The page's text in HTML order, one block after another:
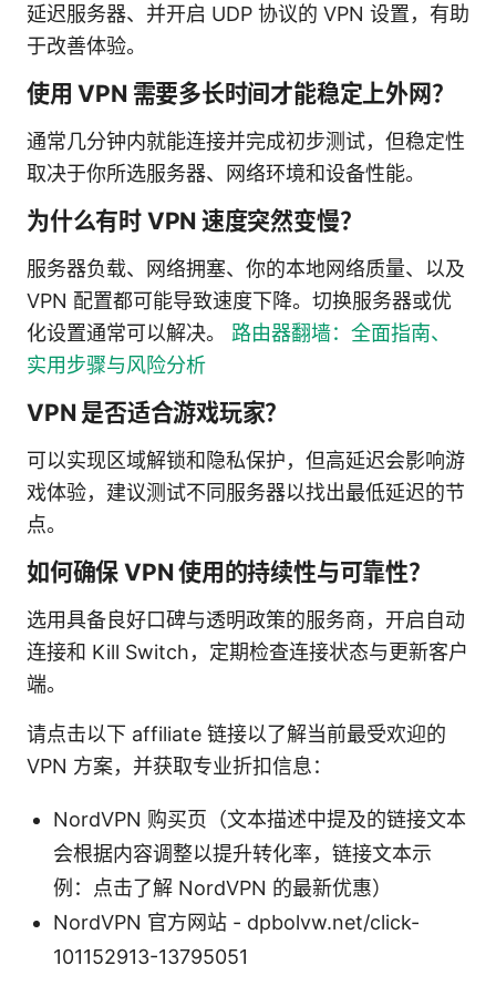
延迟服务器、并开启 UDP 协议的 VPN 设置，有助
于改善体验。
使用 VPN 需要多长时间才能稳定上外网？
通常几分钟内就能连接并完成初步测试，但稳定性
取决于你所选服务器、网络环境和设备性能。
为什么有时 VPN 速度突然变慢？
服务器负载、网络拥塞、你的本地网络质量、以及
VPN 配置都可能导致速度下降。切换服务器或优
化设置通常可以解决。 路由器翻墙：全面指南、
实用步骤与风险分析
VPN 是否适合游戏玩家？
可以实现区域解锁和隐私保护，但高延迟会影响游
戏体验，建议测试不同服务器以找出最低延迟的节
点。
如何确保 VPN 使用的持续性与可靠性？
选用具备良好口碑与透明政策的服务商，开启自动
连接和 Kill Switch，定期检查连接状态与更新客户
端。
请点击以下 affiliate 链接以了解当前最受欢迎的
VPN 方案，并获取专业折扣信息：
NordVPN 购买页（文本描述中提及的链接文本
会根据内容调整以提升转化率，链接文本示
例：点击了解 NordVPN 的最新优惠）
NordVPN 官方网站 - dpbolvw.net/click-
101152913-13795051